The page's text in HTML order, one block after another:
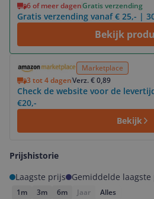
6 of meer dagenGratis verzending
Gratis verzending vanaf € 25,- |
Bekijk
Marketplace
3 tot 4 dagenVerz. € 0,89
Check de website voor de
€20,-
Bekijk
Prijshistorie
Laagste prijs
Gemiddelde laagste
1m 3m 6m Jaar Alles